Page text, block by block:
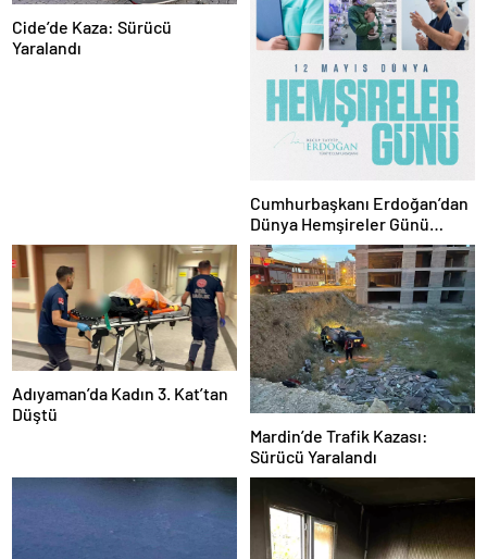
Cide’de Kaza: Sürücü
Yaralandı
Cumhurbaşkanı Erdoğan’dan
Dünya Hemşireler Günü
Mesajı
Adıyaman’da Kadın 3. Kat’tan
Düştü
Mardin’de Trafik Kazası:
Sürücü Yaralandı